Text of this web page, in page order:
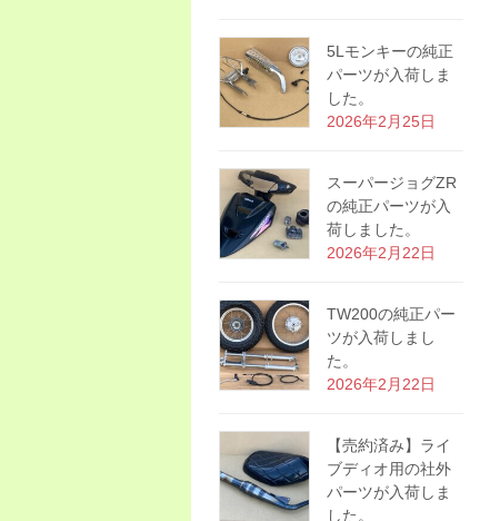
5Lモンキーの純正
パーツが入荷しま
した。
2026年2月25日
スーパージョグZR
の純正パーツが入
荷しました。
2026年2月22日
TW200の純正パー
ツが入荷しまし
た。
2026年2月22日
【売約済み】ライ
ブディオ用の社外
パーツが入荷しま
した。